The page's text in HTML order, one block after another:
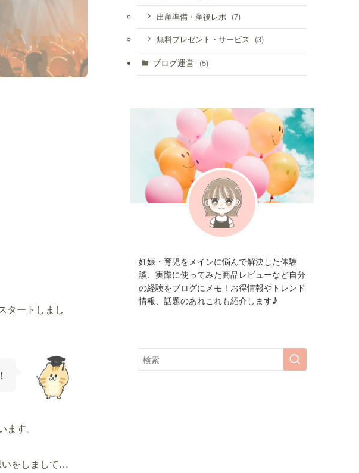
タートしまし
す。
いをしまして…
出産準備・産後レポ (7)
無料プレゼント・サービス (3)
ブログ運営 (5)
妊娠・育児をメインに悩んで解決した体験
談、実際に使ってみた商品レビューなど自分
の経験をブログにメモ！お得情報やトレンド
情報、話題のあれこれも紹介します♪